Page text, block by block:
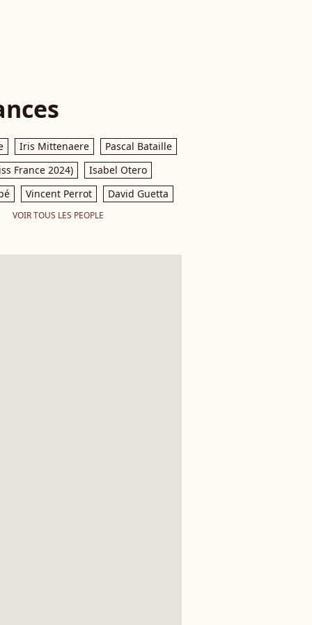
Iris Mittenaere
Pascal Bataille
France 2024)
Isabel Otero
Vincent Perrot David Guetta
VOIR TOUS LES PEOPLE